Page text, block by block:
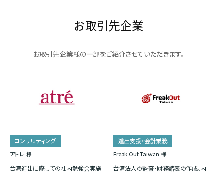
お取引先企業
お取引先企業様の一部をご紹介させていただきます。
コンサルティング
アトレ 様
台湾進出に際しての社内勉強会実施
進出支援・会計業務
Freak Out Taiwan 様
台湾法人の監査・財務諸表の作成、内